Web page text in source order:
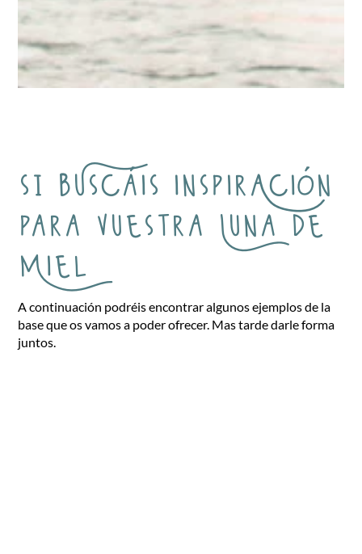
sI bUscáis inspirAción
para vuestra Luna de
Miel
A continuación podréis encontrar algunos ejemplos de la
base que os vamos a poder ofrecer. Mas tarde darle forma
juntos.